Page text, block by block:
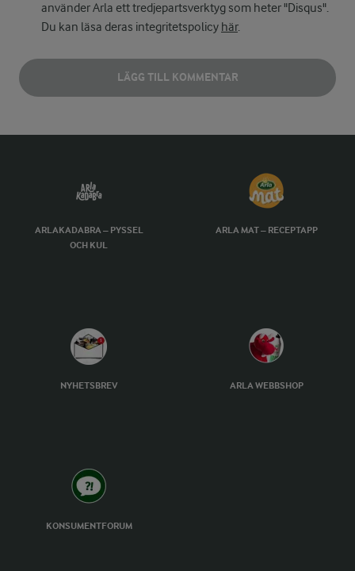
använder Arla ett tredjepartsverktyg som heter "Disqus".
Du kan läsa deras integritetspolicy här.
LÄGG TILL KOMMENTAR
ARLAKADABRA – PYSSEL
OCH KUL
ARLA MAT – RECEPTAPP
NYHETSBREV ARLA WEBBSHOP
KONSUMENTFORUM